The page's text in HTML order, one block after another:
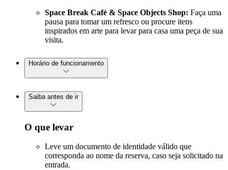
Space Break Café & Space Objects Shop: Faça uma
pausa para tomar um refresco ou procure itens
inspirados em arte para levar para casa uma peça de sua
visita.
Horário de funcionamento
Saiba antes de ir
O que levar
Leve um documento de identidade válido que
corresponda ao nome da reserva, caso seja solicitado na
entrada.